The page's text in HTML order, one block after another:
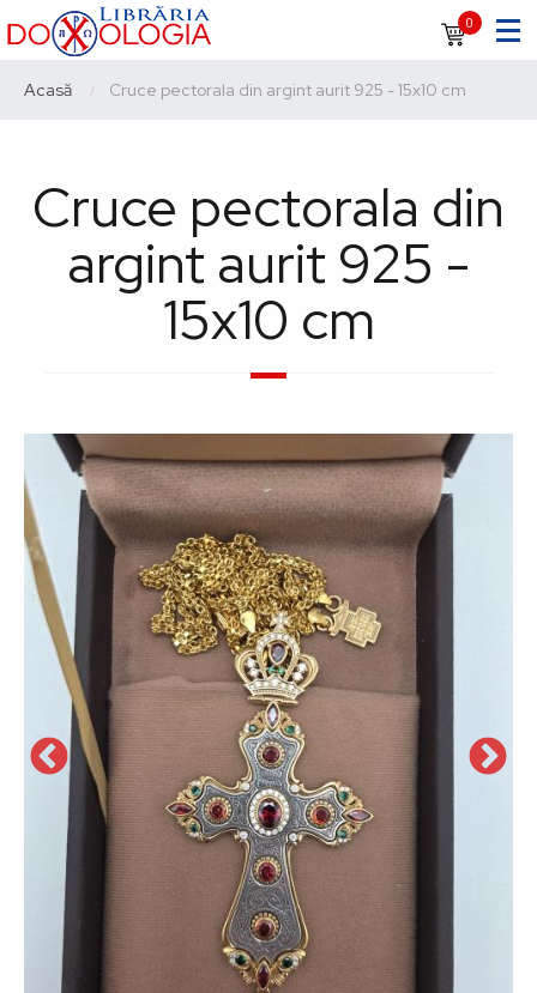
Sari
la
conținutul
Navigare
principală
0
Breadcrumb
Acasă Current:
Cruce pectorala din argint aurit 925 - 15x10 cm
Cruce pectorala din
argint aurit 925 -
15x10 cm